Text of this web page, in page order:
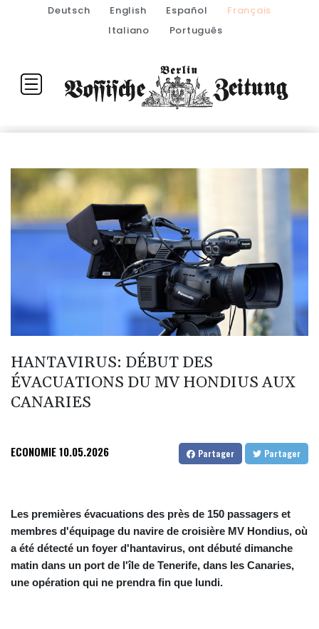
Deutsch English Español
Français
Italiano
Português
HANTAVIRUS: DÉBUT DES
ÉVACUATIONS DU MV HONDIUS AUX
CANARIES
ECONOMIE10.05.2026 Partager Partager
Les premières évacuations des près de 150 passagers et
membres d'équipage du navire de croisière MV Hondius, où
a été détecté un foyer d'hantavirus, ont débuté dimanche
matin dans un port de l'île de Tenerife, dans les Canaries,
une opération qui ne prendra fin que lundi.